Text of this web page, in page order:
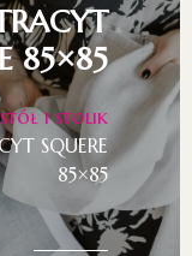
85×85
i stolik
SQUERE
85×85